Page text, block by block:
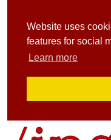
Website uses
features for social
Learn more